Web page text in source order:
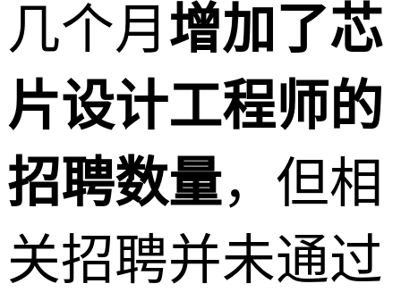
几个月 增加了芯
片设计工程师的
招聘数量，但相
关招聘并未通过